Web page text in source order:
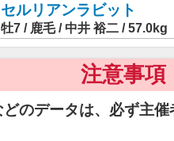
セルリアンラビット
牡7 / 鹿毛 / 中井 裕二 / 57.0kg
注意事項
のデータは、必ず主